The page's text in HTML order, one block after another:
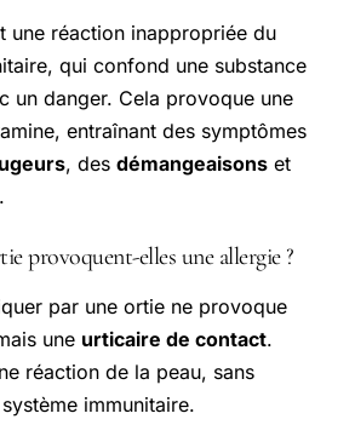
une réaction inappropriée du
qui confond une substance
un danger. Cela provoque une
entraînant des symptômes
, des démangeaisons et
.
provoquent-elles une allergie ?
par une ortie ne provoque
une urticaire de contact.
réaction de la peau, sans
immunitaire.